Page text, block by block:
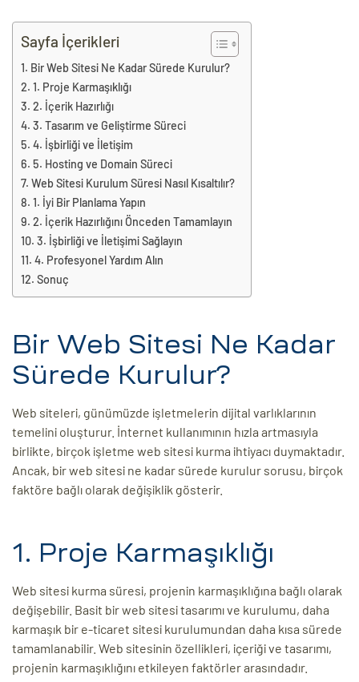
Aday
Sayfa İçerikleri
Bir Web Sitesi Ne Kadar Sürede Kurulur?
1. Proje Karmaşıklığı
2. İçerik Hazırlığı
3. Tasarım ve Geliştirme Süreci
4. İşbirliği ve İletişim
5. Hosting ve Domain Süreci
Web Sitesi Kurulum Süresi Nasıl Kısaltılır?
1. İyi Bir Planlama Yapın
2. İçerik Hazırlığını Önceden Tamamlayın
3. İşbirliği ve İletişimi Sağlayın
4. Profesyonel Yardım Alın
Sonuç
Bir Web Sitesi Ne Kadar
Sürede Kurulur?
Web siteleri, günümüzde işletmelerin dijital varlıklarının
temelini oluşturur. İnternet kullanımının hızla artmasıyla
birlikte, birçok işletme web sitesi kurma ihtiyacı duymaktadır.
Ancak, bir web sitesi ne kadar sürede kurulur sorusu, birçok
faktöre bağlı olarak değişiklik gösterir.
1. Proje Karmaşıklığı
Web sitesi kurma süresi, projenin karmaşıklığına bağlı olarak
değişebilir. Basit bir web sitesi tasarımı ve kurulumu, daha
karmaşık bir e-ticaret sitesi kurulumundan daha kısa sürede
tamamlanabilir. Web sitesinin özellikleri, içeriği ve tasarımı,
projenin karmaşıklığını etkileyen faktörler arasındadır.